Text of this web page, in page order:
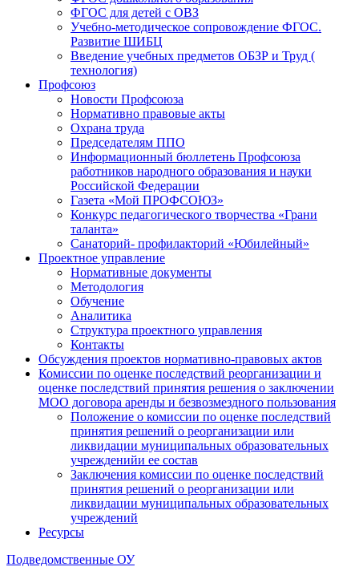
ФГОС для детей с ОВЗ
Учебно-методическое сопровождение ФГОС.
Развитие ШИБЦ
Введение учебных предметов ОБЗР и Труд (
технология)
Профсоюз
Новости Профсоюза
Нормативно правовые акты
Охрана труда
Председателям ППО
Информационный бюллетень Профсоюза
работников народного образования и науки
Российской Федерации
Газета «Мой ПРОФСОЮЗ»
Конкурс педагогического творчества «Грани
таланта»
Санаторий- профилакторий «Юбилейный»
Проектное управление
Нормативные документы
Методология
Обучение
Аналитика
Структура проектного управления
Контакты
Обсуждения проектов нормативно-правовых актов
Комиссии по оценке последствий реорганизации и
оценке последствий принятия решения о заключении
МОО договора аренды и безвозмездного пользования
Положение о комиссии по оценке последствий
принятия решений о реорганизации или
ликвидации муниципальных образовательных
учрежденийи ее состав
Заключения комиссии по оценке последствий
принятия решений о реорганизации или
ликвидации муниципальных образовательных
учреждений
Ресурсы
Подведомственные ОУ